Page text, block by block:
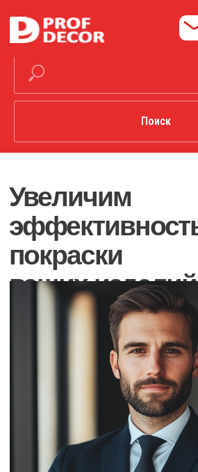
Поиск
Увеличим
покраски
ваших изделий до 20%
Получить предложение